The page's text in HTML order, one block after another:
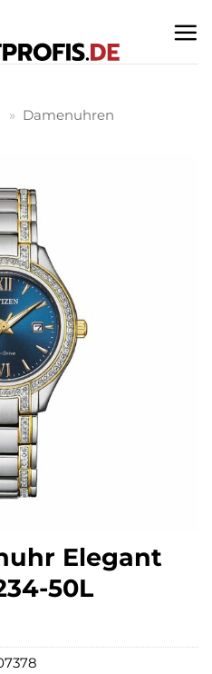
» Damenuhren
Elegant
50L